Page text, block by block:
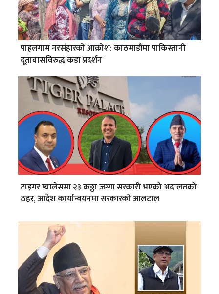
पाहलगाम नरसंहारको आक्रोश: काठमाडौंमा पाकिस्तानी
दूतावासविरुद्ध कडा प्रदर्शन
टाइगर प्यालेसमा २३ कठ्ठा जग्गा सरकारी भएको अदालतको
ठहर, आदेश कार्यान्वयनमा सरकारको आलटाल